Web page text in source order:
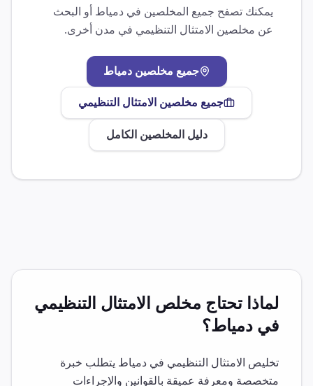
يمكنك تصفح جميع المخلصين في دمياط أو البحث
عن مخلصين الامتثال التنظيمي في مدن أخرى.
جميع مخلصيندمياط
جميع مخلصين الامتثال التنظيمي
دليل المخلصين الكامل
لماذا تحتاج مخلص الامتثال التنظيمي
في دمياط؟
تخليص الامتثال التنظيمي في دمياط يتطلب خبرة
متخصصة ومعرفة عميقة بالقوانين والإجراءات